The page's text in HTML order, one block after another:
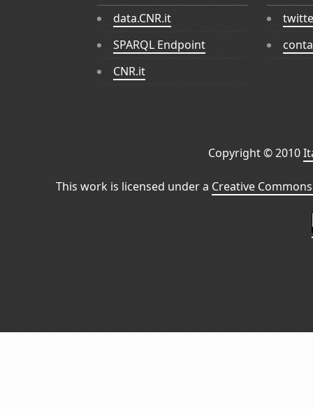
data.CNR.it
SPARQL Endpoint
CNR.it
Copyright © 2010
This work is licensed under a Creative